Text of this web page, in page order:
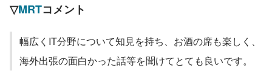
▽MRTコメント
幅広くIT分野について知見を持ち、お酒の席も楽しく、
海外出張の面白かった話等を聞けてとても良いです。